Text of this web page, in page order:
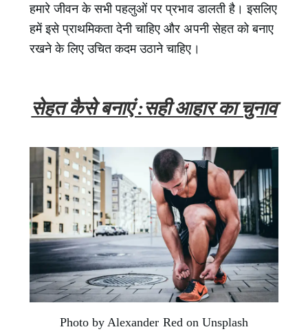
हमारे जीवन के सभी पहलुओं पर प्रभाव डालती है। इसलिए
हमें इसे प्राथमिकता देनी चाहिए और अपनी सेहत को बनाए
रखने के लिए उचित कदम उठाने चाहिए।
सेहत कैसे बनाएं :सही आहार का चुनाव
Photo by Alexander Red on Unsplash